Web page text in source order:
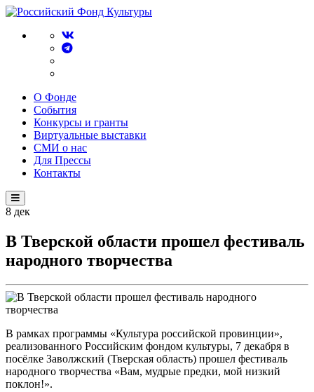
О Фонде
События
Конкурсы и гранты
Виртуальные выставки
СМИ о нас
Для Прессы
Контакты
8 дек
В Тверской области прошел фестиваль
народного творчества
В рамках программы «Культура российской провинции»,
реализованного Российским фондом культуры, 7 декабря в
посёлке Заволжский (Тверская область) прошел фестиваль
народного творчества «Вам, мудрые предки, мой низкий
поклон!».